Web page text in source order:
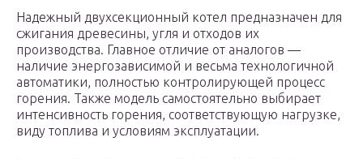
Надежный двухсекционный котел предназначен для
сжигания древесины, угля и отходов их
производства. Главное отличие от аналогов —
наличие энергозависимой и весьма технологичной
автоматики, полностью контролирующей процесс
горения. Также модель самостоятельно выбирает
интенсивность горения, соответствующую нагрузке,
виду топлива и условиям эксплуатации.